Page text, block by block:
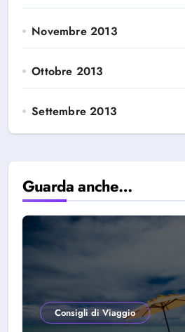
Novembre 2013
Ottobre 2013
Settembre 2013
Guarda anche…
Consigli di Viaggio